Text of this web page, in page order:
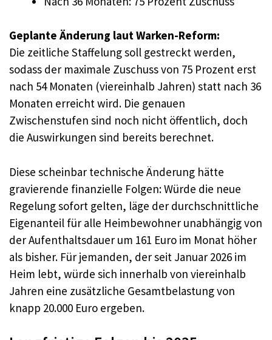
Geplante Änderung laut Warken-Reform:
Die zeitliche Staffelung soll gestreckt werden,
sodass der maximale Zuschuss von 75 Prozent erst
nach 54 Monaten (viereinhalb Jahren) statt nach 36
Monaten erreicht wird. Die genauen
Zwischenstufen sind noch nicht öffentlich, doch
die Auswirkungen sind bereits berechnet.
Diese scheinbar technische Änderung hätte
gravierende finanzielle Folgen: Würde die neue
Regelung sofort gelten, läge der durchschnittliche
Eigenanteil für alle Heimbewohner unabhängig von
der Aufenthaltsdauer um 161 Euro im Monat höher
als bisher. Für jemanden, der seit Januar 2026 im
Heim lebt, würde sich innerhalb von viereinhalb
Jahren eine zusätzliche Gesamtbelastung von
knapp 20.000 Euro ergeben.